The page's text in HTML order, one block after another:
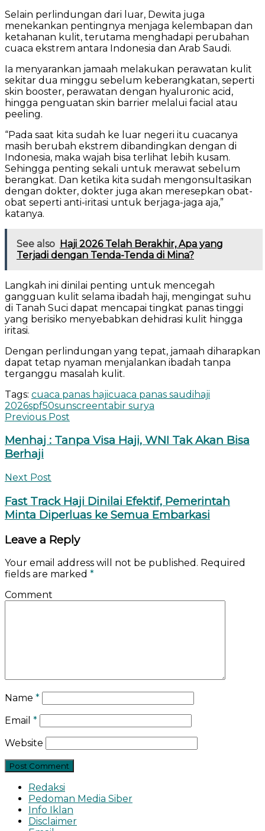
Selain perlindungan dari luar, Dewita juga
menekankan pentingnya menjaga kelembapan dan
ketahanan kulit, terutama menghadapi perubahan
cuaca ekstrem antara Indonesia dan Arab Saudi.
Ia menyarankan jamaah melakukan perawatan kulit
sekitar dua minggu sebelum keberangkatan, seperti
skin booster, perawatan dengan hyaluronic acid,
hingga penguatan skin barrier melalui facial atau
peeling.
“Pada saat kita sudah ke luar negeri itu cuacanya
masih berubah ekstrem dibandingkan dengan di
Indonesia, maka wajah bisa terlihat lebih kusam.
Sehingga penting sekali untuk merawat sebelum
berangkat. Dan ketika kita sudah mengonsultasikan
dengan dokter, dokter juga akan meresepkan obat-
obat seperti anti-iritasi untuk berjaga-jaga aja,”
katanya.
See also Haji 2026 Telah Berakhir, Apa yang
Terjadi dengan Tenda-Tenda di Mina?
Langkah ini dinilai penting untuk mencegah
gangguan kulit selama ibadah haji, mengingat suhu
di Tanah Suci dapat mencapai tingkat panas tinggi
yang berisiko menyebabkan dehidrasi kulit hingga
iritasi.
Dengan perlindungan yang tepat, jamaah diharapkan
dapat tetap nyaman menjalankan ibadah tanpa
terganggu masalah kulit.
Tags: cuaca panas hajicuaca panas saudi haji
2026spf50sunscreentabir surya
Previous Post
Menhaj : Tanpa Visa Haji, WNI Tak Akan Bisa
Berhaji
Next Post
Fast Track Haji Dinilai Efektif, Pemerintah
Minta Diperluas ke Semua Embarkasi
Leave a Reply
Your email address will not be published. Required
fields are marked *
Comment
Name *
Email *
Website
Redaksi
Pedoman Media Siber
Info Iklan
Disclaimer